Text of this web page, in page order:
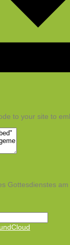
to your site to
Gottesdienstes